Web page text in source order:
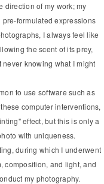
direction of my work; my
formulated expressions
I always feel like
the scent of its prey,
knowing what I might
to use software such as
computer interventions,
effect, but this is only a
with uniqueness.
during which I underwent
composition, and light, and
my photography.